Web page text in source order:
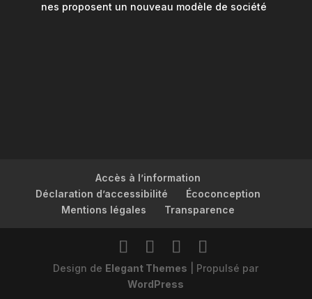
nes proposent un nouveau modèle de société
Accès à l’information
Déclaration d’accessibilité
Écoconception
Mentions légales
Transparence
Design de Elegant Themes | Propulsé par
WordPress